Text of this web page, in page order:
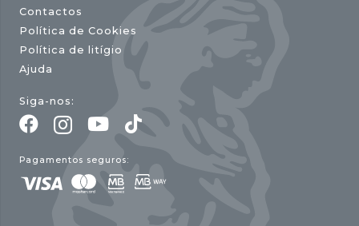
Contactos
Política de Cookies
Política de litígio
Ajuda
Siga-nos:
Pagamentos seguros: